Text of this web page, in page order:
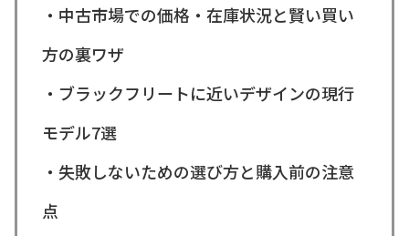
・中古市場での価格・在庫状況と賢い買い
方の裏ワザ
・ブラックフリートに近いデザインの現行
モデル7選
・失敗しないための選び方と購入前の注意
点